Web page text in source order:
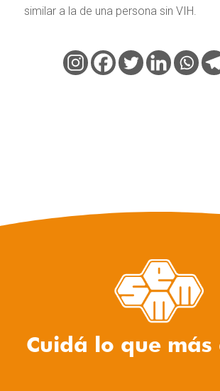
similar a la de una persona sin VIH.
Cuidá lo que más